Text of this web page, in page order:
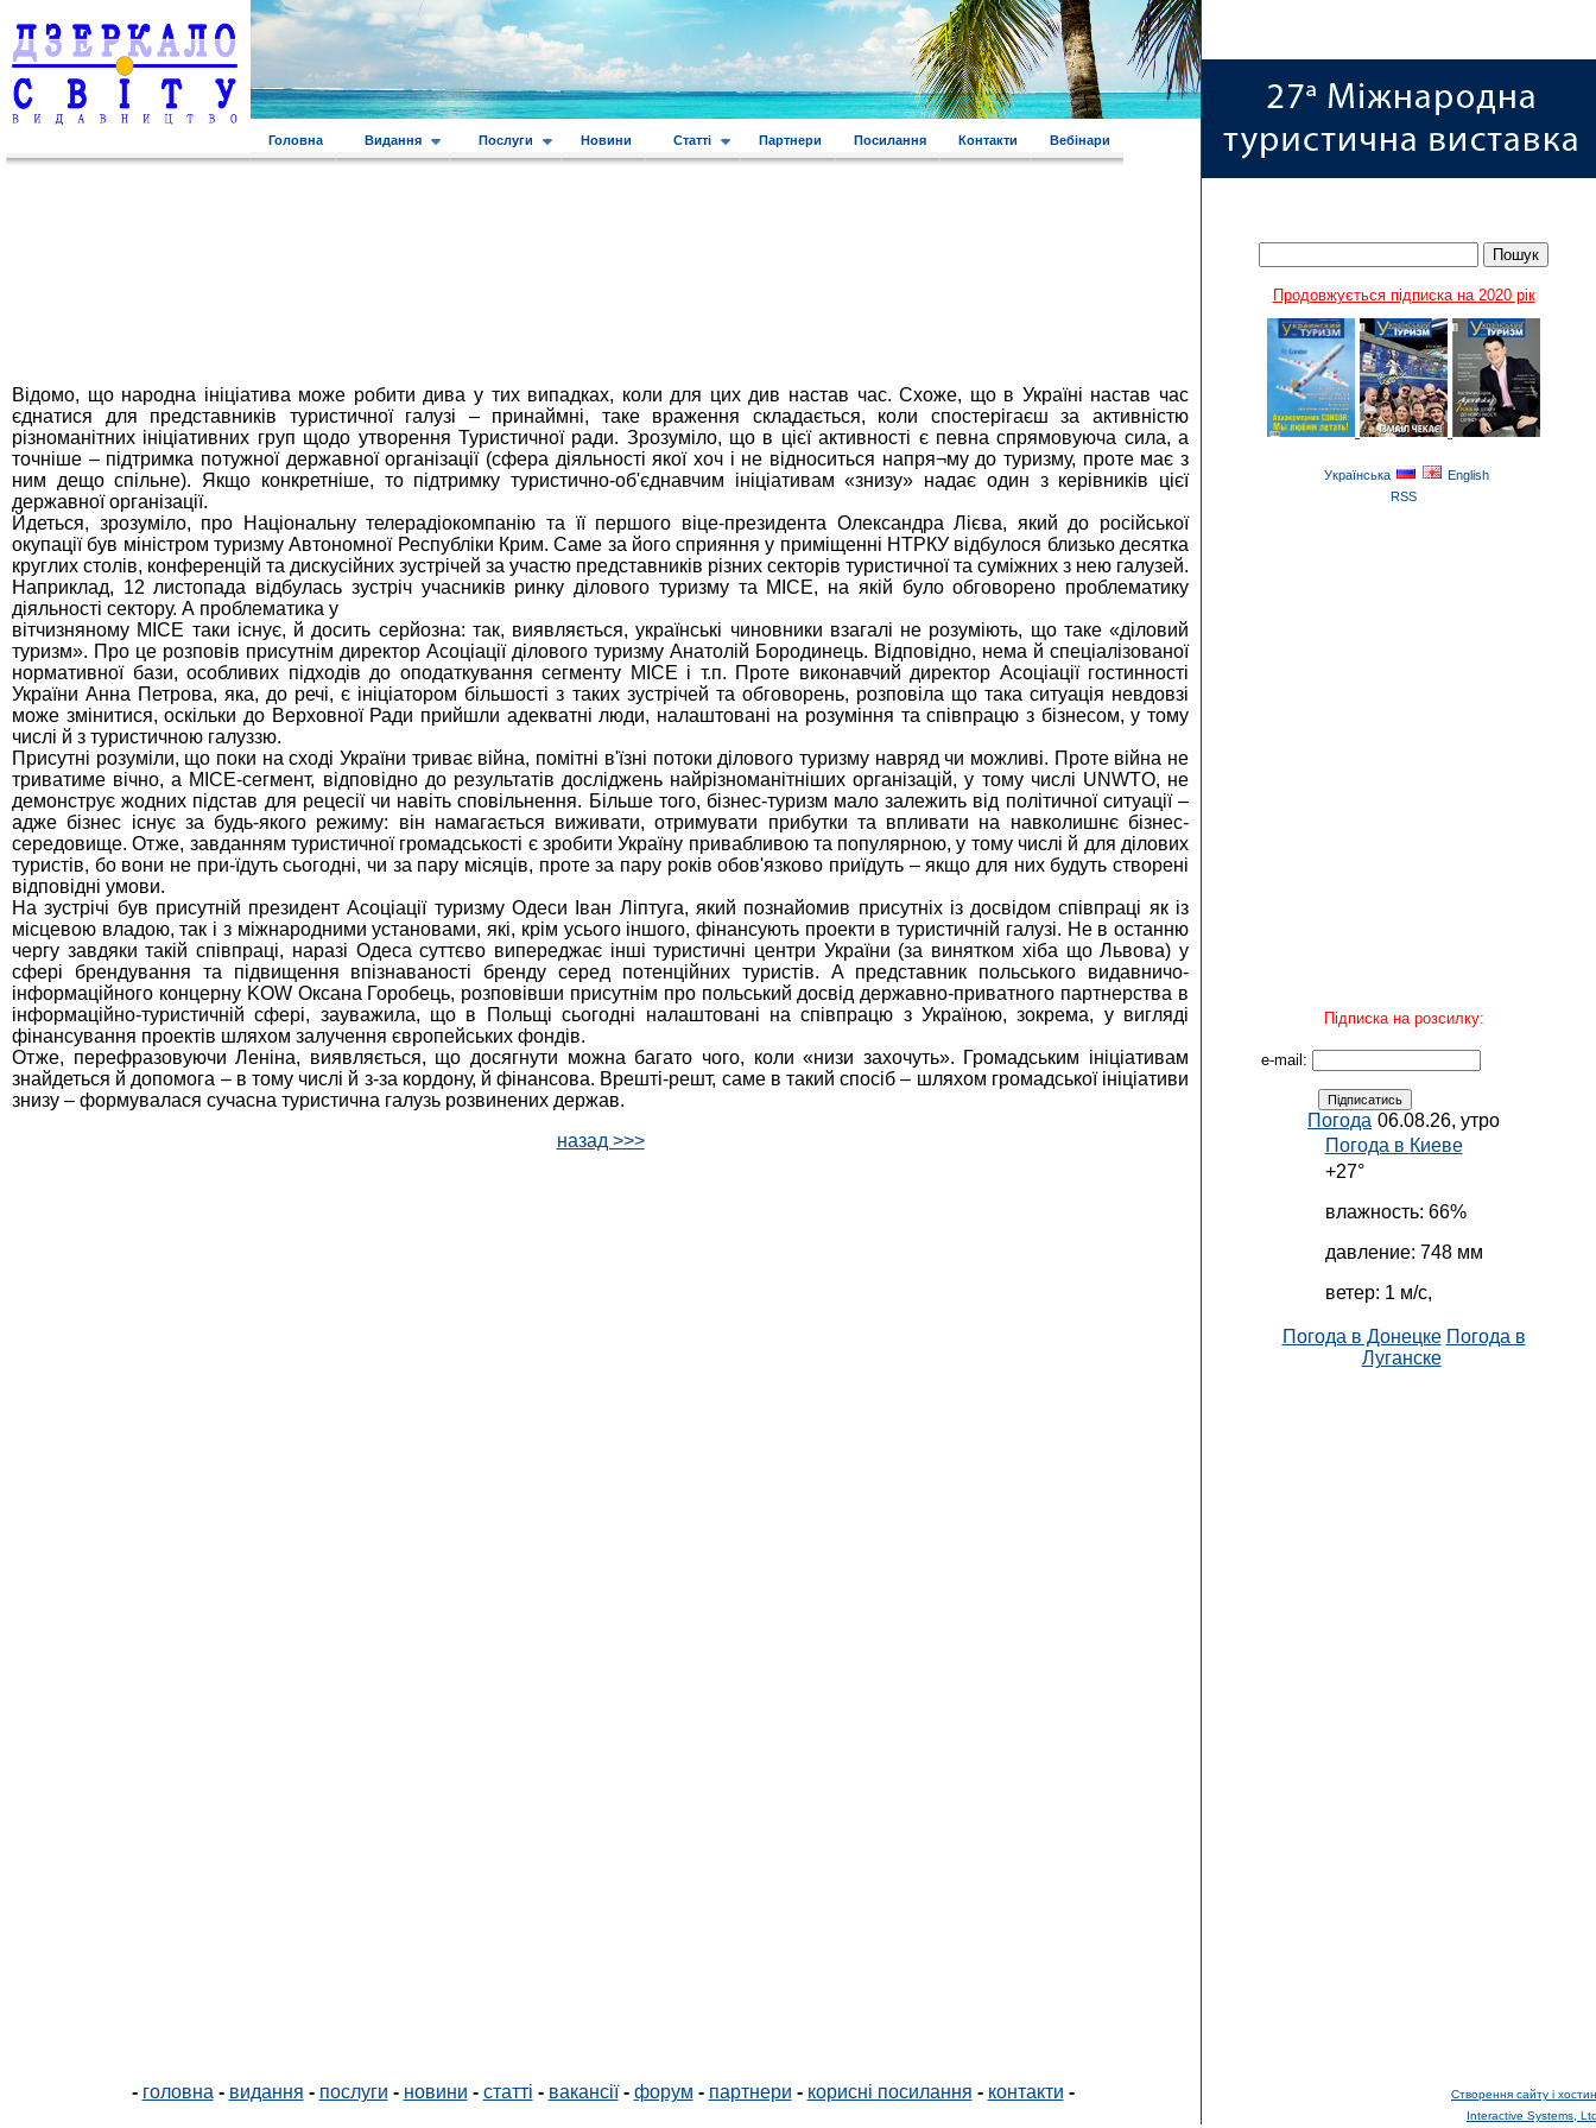
Головна Видання Послуги Новини Статті Партнери Посилання Контакти Вебінари
Продовжується підписка на 2020 рік
Українська
English
RSS
Підписка на розсилку:
e-mail:
Погода 06.08.26, утро
Погода в Киеве
+27°
влажность: 66%
давление: 748 мм
ветер: 1 м/с,
Погода в Донецке Погода в
Луганске
Відомо, що народна ініціатива може робити дива у тих випадках, коли для цих див настав час. Схоже, що в Україні настав час
єднатися для представників туристичної галузі – принаймні, таке враження складається, коли спостерігаєш за активністю
різноманітних ініціативних груп щодо утворення Туристичної ради. Зрозуміло, що в цієї активності є певна спрямовуюча сила, а
точніше – підтримка потужної державної організації (сфера діяльності якої хоч і не відноситься напря¬му до туризму, проте має з
ним дещо спільне). Якщо конкретніше, то підтримку туристично-об'єднавчим ініціативам «знизу» надає один з керівників цієї
державної організації.
Йдеться, зрозуміло, про Національну телерадіокомпанію та її першого віце-президента Олександра Лієва, який до російської
окупації був міністром туризму Автономної Республіки Крим. Саме за його сприяння у приміщенні НТРКУ відбулося близько десятка
круглих столів, конференцій та дискусійних зустрічей за участю представників різних секторів туристичної та суміжних з нею галузей.
Наприклад, 12 листопада відбулась зустріч учасників ринку ділового туризму та МІСЕ, на якій було обговорено проблематику
діяльності сектору. А проблематика у
вітчизняному МІСЕ таки існує, й досить серйозна: так, виявляється, українські чиновники взагалі не розуміють, що таке «діловий
туризм». Про це розповів присутнім директор Асоціації ділового туризму Анатолій Бородинець. Відповідно, нема й спеціалізованої
нормативної бази, особливих підходів до оподаткування сегменту МІСЕ і т.п. Проте виконавчий директор Асоціації гостинності
України Анна Петрова, яка, до речі, є ініціатором більшості з таких зустрічей та обговорень, розповіла що така ситуація невдовзі
може змінитися, оскільки до Верховної Ради прийшли адекватні люди, налаштовані на розуміння та співпрацю з бізнесом, у тому
числі й з туристичною галуззю.
Присутні розуміли, що поки на сході України триває війна, помітні в'їзні потоки ділового туризму навряд чи можливі. Проте війна не
триватиме вічно, а МІСЕ-сегмент, відповідно до результатів досліджень найрізноманітніших організацій, у тому числі UNWTO, не
демонструє жодних підстав для рецесії чи навіть сповільнення. Більше того, бізнес-туризм мало залежить від політичної ситуації –
адже бізнес існує за будь-якого режиму: він намагається виживати, отримувати прибутки та впливати на навколишнє бізнес-
середовище. Отже, завданням туристичної громадськості є зробити Україну привабливою та популярною, у тому числі й для ділових
туристів, бо вони не при-їдуть сьогодні, чи за пару місяців, проте за пару років обов'язково приїдуть – якщо для них будуть створені
відповідні умови.
На зустрічі був присутній президент Асоціації туризму Одеси Іван Ліптуга, який познайомив присутніх із досвідом співпраці як із
місцевою владою, так і з міжнародними установами, які, крім усього іншого, фінансують проекти в туристичній галузі. Не в останню
чергу завдяки такій співпраці, наразі Одеса суттєво випереджає інші туристичні центри України (за винятком хіба що Львова) у
сфері брендування та підвищення впізнаваності бренду серед потенційних туристів. А представник польського видавничо-
інформаційного концерну KOW Оксана Горобець, розповівши присутнім про польський досвід державно-приватного партнерства в
інформаційно-туристичній сфері, зауважила, що в Польщі сьогодні налаштовані на співпрацю з Україною, зокрема, у вигляді
фінансування проектів шляхом залучення європейських фондів.
Отже, перефразовуючи Леніна, виявляється, що досягнути можна багато чого, коли «низи захочуть». Громадським ініціативам
знайдеться й допомога – в тому числі й з-за кордону, й фінансова. Врешті-решт, саме в такий спосіб – шляхом громадської ініціативи
знизу – формувалася сучасна туристична галузь розвинених держав.
назад >>>
- головна - видання - послуги - новини - статті - вакансії- форум - партнери - корисні посилання - контакти -
Створення сайту і
Interactive Systems,